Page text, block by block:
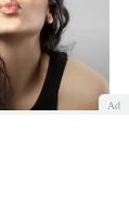
Ad